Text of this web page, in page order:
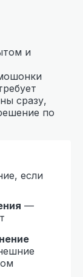
и
сразу,
по
если
—